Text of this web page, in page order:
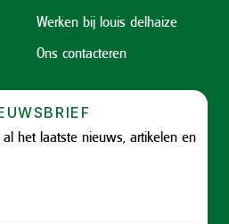
Werken bij louis delhaize
Ons contacteren
het laatste nieuws, artikelen en